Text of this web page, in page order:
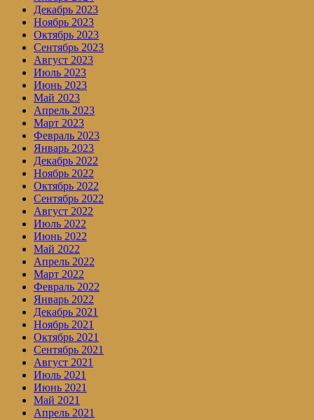
Декабрь 2023
Ноябрь 2023
Октябрь 2023
Сентябрь 2023
Август 2023
Июль 2023
Июнь 2023
Май 2023
Апрель 2023
Март 2023
Февраль 2023
Январь 2023
Декабрь 2022
Ноябрь 2022
Октябрь 2022
Сентябрь 2022
Август 2022
Июль 2022
Июнь 2022
Май 2022
Апрель 2022
Март 2022
Февраль 2022
Январь 2022
Декабрь 2021
Ноябрь 2021
Октябрь 2021
Сентябрь 2021
Август 2021
Июль 2021
Июнь 2021
Май 2021
Апрель 2021